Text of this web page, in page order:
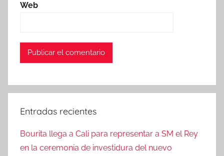
Web
Entradas recientes
Bourita llega a Cali para representar a SM el Rey
en la ceremonia de investidura del nuevo